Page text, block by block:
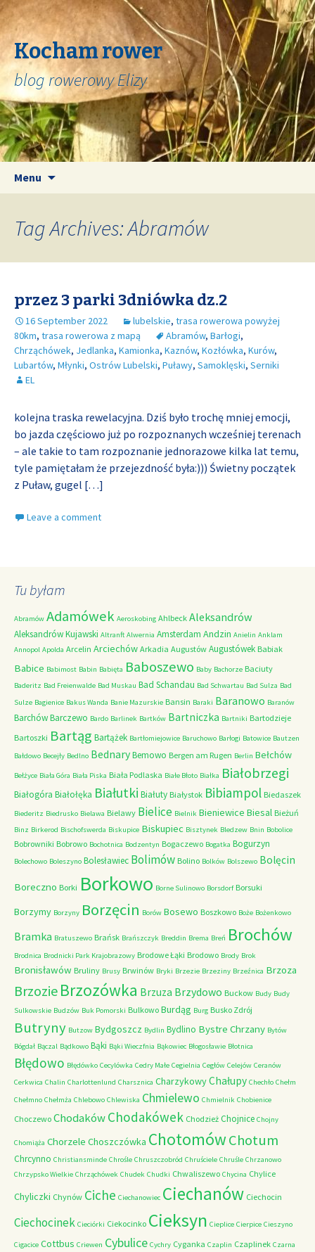
Kocham rower
blog rowerowy Elizy
Menu
Tag Archives: Abramów
przez 3 parki 3dniówka dz.2
16 September 2022 lubelskie, trasa rowerowa powyżej
80km, trasa rowerowa z mapą Abramów, Barłogi,
Chrząchówek, Jedlanka, Kamionka, Kaznów, Kozłówka, Kurów,
Lubartów, Młynki, Ostrów Lubelski, Puławy, Samoklęski, Serniki
EL
kolejna traska rewelacyjna. Dziś było trochę mniej emocji,
bo jazda częściowo już po rozpoznanych wcześniej terenach
– ale takie to tam rozpoznanie jednorazowe kilka lat temu,
tyle pamiętałam że przejezdność była:))) Świetny początek
z Puław, gugel […]
Leave a comment
Tu byłam
Abramów Adamówek Aeroskobing Ahlbeck Aleksandrów
Aleksandrów Kujawski Altranft Alwernia Amsterdam Andzin Anielin Anklam
Annopol Apolda Arcelin Arciechów Arkadia Augustów Augustówek Babiak
Babice Babimost Babin Babięta Baboszewo Baby Bachorze Baciuty
Baderitz Bad Freienwalde Bad Muskau Bad Schandau Bad Schwartau Bad Sulza Bad
Sulze Bagienice Bakus Wanda Banie Mazurskie Bansin Baraki Baranowo Baranów
BarchówBarczewo Bardo Barlinek Bartków Bartniczka Bartniki Bartodzieje
Bartoszki Bartąg Bartążek Bartłomiejowice Baruchowo Barłogi Batowice Bautzen
Bałdowo Becejły Bedlno BednaryBemowo Bergen am Rugen Berlin Bełchów
Bełżyce Biała Góra Biała Piska Biała Podlaska Białe Błoto Białka Białobrzegi
Białogóra Białołęka Białutki Białuty Białystok Bibiampol Biedaszek
Biederitz Biedrusko Bielawa Bielawy Bielice Bielnik Bieniewice Biesal Bieżuń
Binz Birkerod Bischofswerda Biskupice Biskupiec Bisztynek Bledzew Bnin Bobolice
Bobrowniki Bobrowo Bochotnica Bodzentyn Bogaczewo Bogatka Bogurzyn
Bolechowo Boleszyno Bolesławiec Bolimów Bolino Bolków Bolszewo Bolęcin
Boreczno Borki Borkowo Borne Sulinowo Borsdorf Borsuki
Borzymy Borzyny Borzęcin Borów Bosewo Boszkowo Boże Bożenkowo
Bramka Bratuszewo Brańsk Brańszczyk Breddin Brema Breń Brochów
Brodnica Brodnicki Park Krajobrazowy Brodowe Łąki Brodowo Brody Brok
Bronisławów Bruliny Brusy Brwinów Bryki Brzezie Brzeziny Brzeźnica Brzoza
Brzozie Brzozówka Brzuza Brzydowo Buckow Budy Budy
Sulkowskie Budzów Buk Pomorski Bulkowo Burdąg Burg Busko Zdrój
Butryny Butzow Bydgoszcz Bydlin Bydlino Bystre Chrzany Bytów
Bógdał Bączal Bądkowo Bąki Bąki Wieczfnia Bąkowiec Błogosławie Błotnica
Błędowo Błędówko Cecylówka Cedry Małe Cegielnia Cegłów Celejów Ceranów
Cerkwica Chalin Charlottenlund Charsznica CharzykowyChałupy Chechło Chełm
Chełmno Chełmża Chlebowo Chlewiska Chmielewo Chmielnik Chobienice
Choczewo ChodakówChodakówek Chodzież Chojnice Chojny
Chomiąża Chorzele Choszczówka ChotomówChotum
Chrcynno Christiansminde Chrośle Chruszczobród Chruściele Chruśle Chrzanowo
Chrzypsko Wielkie Chrząchówek Chudek Chudki Chwaliszewo Chycina Chylice
Chyliczki Chynów Ciche Ciechanowiec Ciechanów Ciechocin
Ciechocinek Cieciórki Ciekocinko Cieksyn Cieplice Cierpice Cieszyno
Cigacice Cottbus Criewen Cybulice Cychry Cyganka Czaplin Czaplinek Czarna